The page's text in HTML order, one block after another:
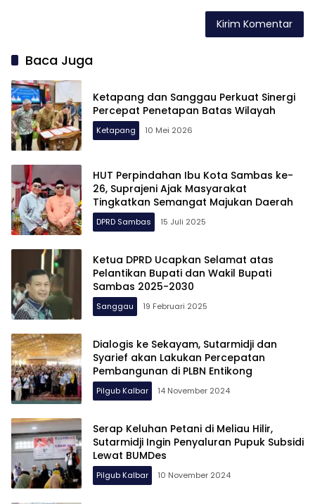
Baca Juga
Ketapang dan Sanggau Perkuat Sinergi
Percepat Penetapan Batas Wilayah
Ketapang 10 Mei 2026
HUT Perpindahan Ibu Kota Sambas ke-
26, Suprajeni Ajak Masyarakat
Tingkatkan Semangat Majukan Daerah
DPRD Sambas 15 Juli 2025
Ketua DPRD Ucapkan Selamat atas
Pelantikan Bupati dan Wakil Bupati
Sambas 2025-2030
Sanggau 19 Februari 2025
Dialogis ke Sekayam, Sutarmidji dan
Syarief akan Lakukan Percepatan
Pembangunan di PLBN Entikong
Pilgub Kalbar 14 November 2024
Serap Keluhan Petani di Meliau Hilir,
Sutarmidji Ingin Penyaluran Pupuk Subsidi
Lewat BUMDes
Pilgub Kalbar 10 November 2024